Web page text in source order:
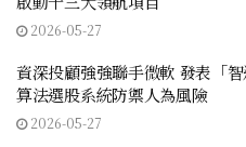
2026-05-27
資深投顧強強聯手微軟 發表「
算法選股系統防禦人為風險
2026-05-27